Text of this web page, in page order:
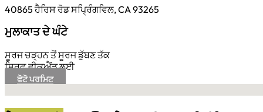
40865 ਹੈਰਿਸ ਰੋਡ ਸਪ੍ਰਿੰਗਵਿਲ, CA 93265
ਮੁਲਾਕਾਤ ਦੇ ਘੰਟੇ
ਸੂਰਜ ਚੜ੍ਹਨ ਤੋਂ ਸੂਰਜ ਡੁੱਬਣ ਤੱਕ
ਸਿਰਫ਼ ਵੀਕਐਂਡ ਲਈ
ਫੋਟੋ ਪਰਮਿਟ